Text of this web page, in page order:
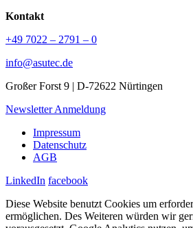
Kontakt
+49 7022 – 2791 – 0
info@asutec.de
Großer Forst 9 | D-72622 Nürtingen
Newsletter Anmeldung
Impressum
Datenschutz
AGB
LinkedIn facebook
Diese Website benutzt Cookies um
ermöglichen. Des Weiteren würden wir